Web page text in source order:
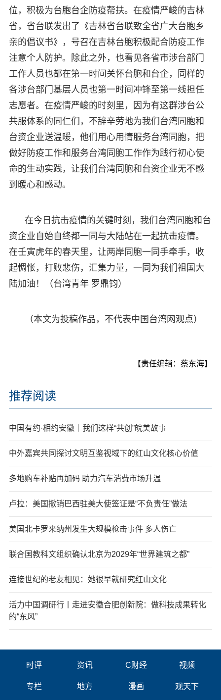
位，积极为台胞台企防疫帮扶。在疫情严峻的吉林
省，省台联发出了《吉林省台联致全省广大台胞乡
亲的倡议书》，号召在吉林台胞积极配合防疫工作
注意个人防护。除此之外，也看见各省市涉台部门
工作人员也都在第一时间关怀台胞和台企，同样的
各涉台部门基层人员也第一时间冲锋至第一线担任
志愿者。在疫情严峻的时刻里，因为有这群涉台公
共服体系的同仁们，不辞辛劳地为我们台湾同胞和
台资企业送温暖，他们用心用情服务台湾同胞，把
做好防疫工作和服务台湾同胞工作作为践行初心使
命的生动实践，让我们台湾同胞和台资企业无不感
到暖心和感动。
在今日抗击疫情的关键时刻，我们台湾同胞和台
资企业自始自终都一同与大陆站在一起抗击疫情。
在壬寅虎年的春天里，让两岸同胞一同手牵手，收
起惆怅，打败悲伤，汇集力量，一同为我们祖国大
陆加油！（台湾青年 罗鼎钧）
（本文为投稿作品，不代表中国台湾网观点）
【责任编辑：蔡东海】
推荐阅读
中国有约·相约安徽｜我们这样“共创”皖美故事
中外嘉宾共同探讨文明互鉴视域下的红山文化核心价值
多地购车补贴再加码 助力汽车消费市场升温
卢拉：美国撤销巴西驻美大使签证是“不负责任”做法
美国北卡罗来纳州发生大规模枪击事件 多人伤亡
联合国教科文组织确认北京为2029年“世界建筑之都”
连接世纪的老友相见：她很早就研究红山文化
活力中国调研行丨走进安徽合肥创新院：做科技成果转化
的“东风”
时评 资讯 C财经 视频
专栏 地方 漫画 观天下